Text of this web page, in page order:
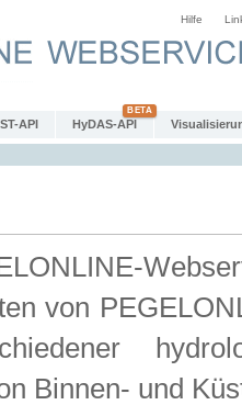
Hilfe
API HyDAS-API
von
Binnen- und